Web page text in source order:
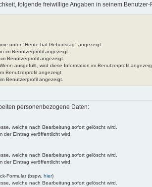
folgende freiwillige Angaben in seinem
unter "Heute hat Geburtstag" angezeigt.
im Benutzerprofil angezeigt.
Benutzerprofil angezeigt.
ausgefüllt, wird diese Information im Benutzerprofil
Benutzerprofil angezeigt.
Benutzerprofil angezeigt.
personenbezogene Daten:
welche nach Bearbeitung sofort gelöscht wird.
der Eintrag veröffentlicht wird.
welche nach Bearbeitung sofort gelöscht wird.
der Eintrag veröffentlicht wird.
Formular (bspw. hier)
welche nach Bearbeitung sofort gelöscht wird.